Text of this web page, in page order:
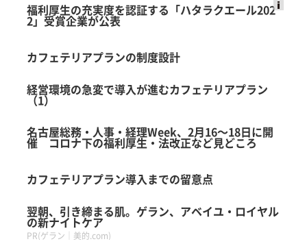
福利厚生の充実度を認証する「ハタラクエール202
2」受賞企業が公表
カフェテリアプランの制度設計
経営環境の急変で導入が進むカフェテリアプラン
（1）
名古屋総務・人事・経理Week、2月16～18日に開
催 コロナ下の福利厚生・法改正など見どころ
カフェテリアプラン導入までの留意点
翌朝、引き締まる肌。ゲラン、アベイユ・ロイヤル
の新ナイトケア
PR(ゲラン｜美的.com)